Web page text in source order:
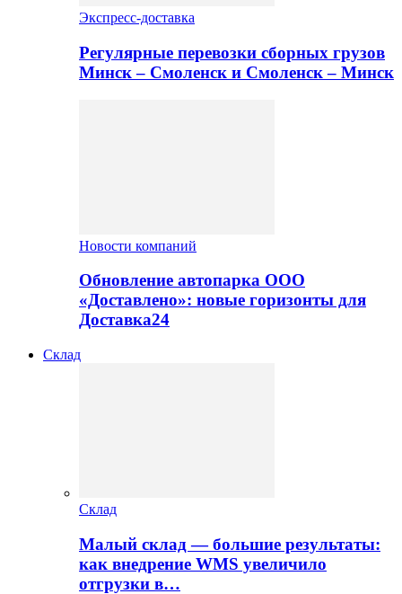
Экспресс-доставка
Регулярные перевозки сборных грузов
Минск – Смоленск и Смоленск – Минск
Новости компаний
Обновление автопарка ООО
«Доставлено»: новые горизонты для
Доставка24
Склад
Склад
Малый склад — большие результаты:
как внедрение WMS увеличило
отгрузки в…